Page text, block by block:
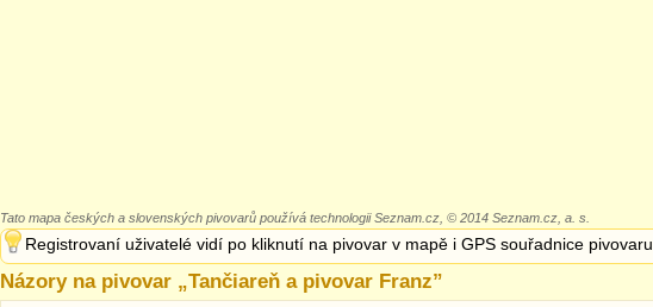
Tato mapa českých a slovenských pivovarů používá technologii Seznam.cz, © 2014 Seznam.cz, a. s.
Registrovaní uživatelé vidí po kliknutí na pivovar v mapě i GPS souřadnice pivovaru.
Názory na pivovar „Tančiareň a pivovar Franz”